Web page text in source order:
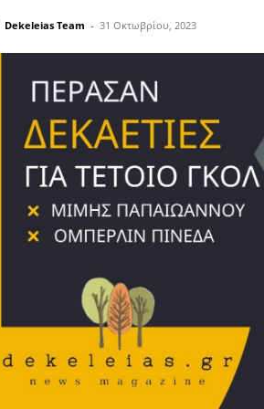
Dekeleias Team - 31 Οκτωβρίου, 2023